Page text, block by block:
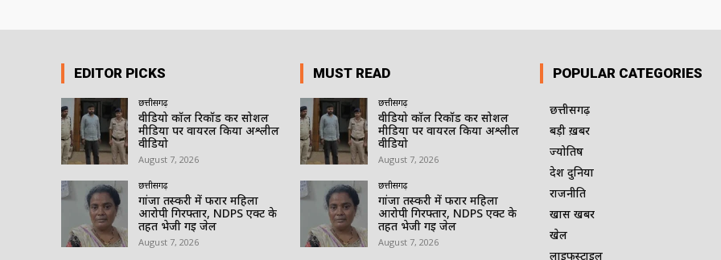
EDITOR PICKS
छत्तीसगढ़
वीडियो कॉल रिकॉर्ड कर सोशल
मीडिया पर वायरल किया अश्लील
वीडियो
August 7, 2026
छत्तीसगढ़
गांजा तस्करी में फरार महिला
आरोपी गिरफ्तार, NDPS एक्ट के
तहत भेजी गई जेल
August 7, 2026
MUST READ
छत्तीसगढ़
वीडियो कॉल रिकॉर्ड कर सोशल
मीडिया पर वायरल किया अश्लील
वीडियो
August 7, 2026
छत्तीसगढ़
गांजा तस्करी में फरार महिला
आरोपी गिरफ्तार, NDPS एक्ट के
तहत भेजी गई जेल
August 7, 2026
POPULAR CATEGORIES
छत्तीसगढ़
बड़ी ख़बर
ज्योतिष
देश दुनिया
राजनीति
खास खबर
खेल
लाइफस्टाइल